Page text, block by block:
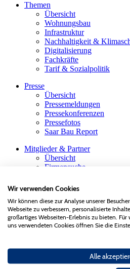
Themen
Übersicht
Wohnungsbau
Infrastruktur
Nachhaltigkeit &
Digitalisierung
Fachkräfte
Tarif & Sozialpolitik
Presse
Übersicht
Pressemeldungen
Pressekonferenzen
Pressefotos
Saar Bau Report
Mitglieder & Partner
Übersicht
Firmensuche
Die saarländische
Innungen & Fachgruppen
VBS-Verband der
Landesgütegemeinschaft
Gesellschaften des AGV
Bauherren
Firmensuche
Wir verwenden Cookies
Wir können diese zur Analyse unserer
Webseite zu verbessern, personalisierte
großartiges Webseiten-Erlebnis zu bieten.
uns verwendeten Cookies öffnen Sie die
Alle